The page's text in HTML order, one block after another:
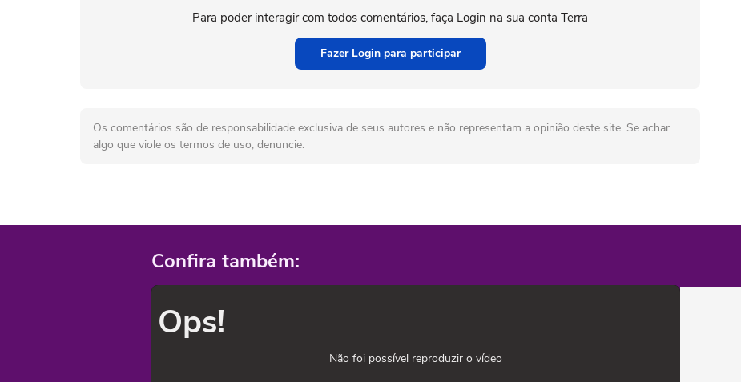
Para poder interagir com todos comentários, faça Login na sua conta Terra
Fazer Login para participar
Os comentários são de responsabilidade exclusiva de seus autores e não representam a opinião deste site. Se achar
algo que viole os termos de uso, denuncie.
Confira também:
Ops!
Não foi possível reproduzir o vídeo